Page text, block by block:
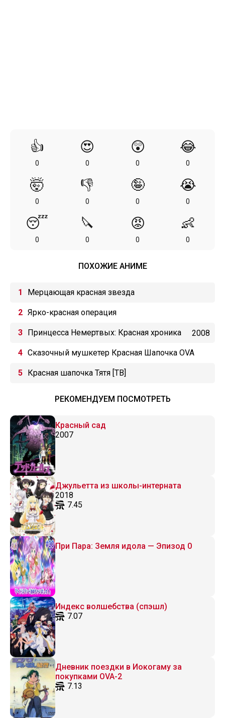
👍
0
😍
0
😲
0
😂
0
🤯
0
👎
0
🤪
0
😭
0
😴
0
🔪
0
😡
0
👶
0
ПОХОЖИЕ АНИМЕ
Мерцающая красная звезда
Ярко-красная операция
Принцесса Немертвых: Красная хроника 2008
Сказочный мушкетер Красная Шапочка OVA
Красная шапочка Тятя [ТВ]
РЕКОМЕНДУЕМ ПОСМОТРЕТЬ
Красный сад
2007
Джульетта из школы-интерната
2018
7.45
При Пара: Земля идола — Эпизод 0
Индекс волшебства (спэшл)
7.07
Дневник поездки в Иокогаму за
покупками OVA-2
7.13